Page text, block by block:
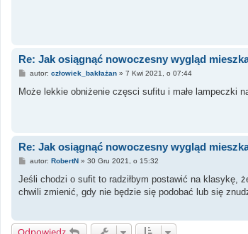
Re: Jak osiągnąć nowoczesny wygląd
P
s
autor: człowiek_bakłażan» 7 Kwi 2021, o 07:44
Może lekkie obniżenie częsci sufitu i małe lampeczki
Re: Jak osiągnąć nowoczesny wygląd
P
s
autor: RobertN» 30 Gru 2021, o 15:32
Jeśli chodzi o sufit to radziłbym postawić na klasykę,
chwili zmienić, gdy nie będzie się podobać lub się